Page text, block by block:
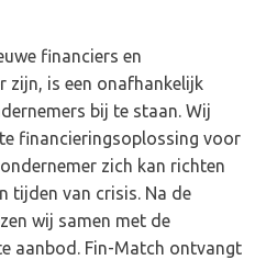
financiers en
zijn, is een onafhankelijk
bij te staan. Wij
financieringsoplossing voor
zich kan richten
tijden van crisis. Na de
wij samen met de
aanbod. Fin-Match ontvangt